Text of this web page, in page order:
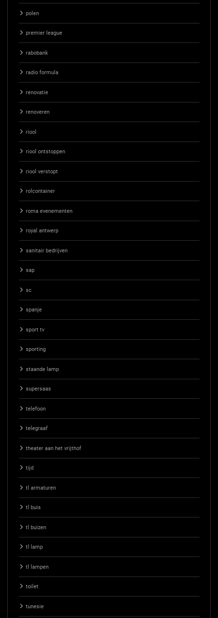
polen
premier league
rabobank
radio formula
renovatie
renoveren
riool
riool ontstoppen
riool verstopt
rolcontainer
roma evenementen
royal antwerp
sanitair bedrijven
sap
sc
spanje
sport tv
sporting
staande lamp
supersaas
telefoon
telegraaf
theater aan het vrijthof
tijd
tl armaturen
tl buis
tl buizen
tl lamp
tl lampen
toilet
tunesie